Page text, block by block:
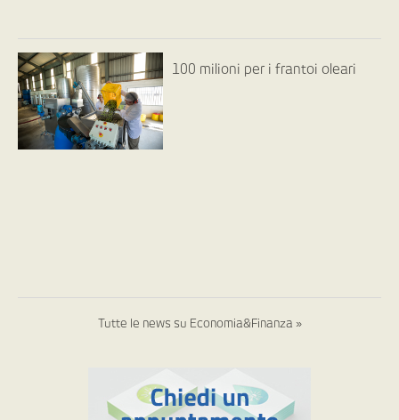
100 milioni per i frantoi oleari
Tutte le news su Economia&Finanza »